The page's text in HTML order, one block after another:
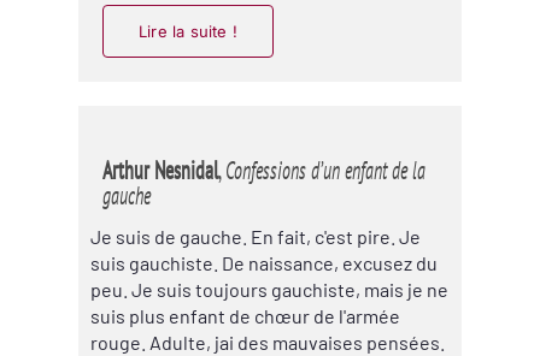
Lire la suite !
Arthur Nesnidal,Confessions d’un enfant de la
gauche
Je suis de gauche. En fait, c'est pire. Je
suis gauchiste. De naissance, excusez du
peu. Je suis toujours gauchiste, mais je ne
suis plus enfant de chœur de l'armée
rouge. Adulte, jai des mauvaises pensées.